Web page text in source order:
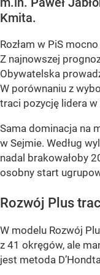
Kmita.
Rozłam w PiS
Z najnowszej
Obywatelska
W porównaniu z
traci pozycję lidera
Sama dominacja na
w Sejmie. Według
nadal brakowałoby
osobny start
Rozwój Plus
W modelu Rozwój
z 41 okręgów, ale
jest metoda